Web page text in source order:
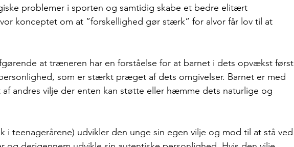
problemer i sporten og samtidig skabe et bedre elitært
konceptet om at ”forskellighed gør stærk” for alvor får lov til at
at træneren har en forståelse for at barnet i dets opvækst først
som er stærkt præget af dets omgivelser. Barnet er med
af andres vilje der enten kan støtte eller hæmme dets naturlige og
i teenagerårene) udvikler den unge sin egen vilje og mod til at stå ved